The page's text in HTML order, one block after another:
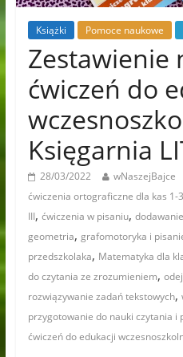
Książki Pomoce naukowe
Zestawienie
ćwiczeń do
Księgarnia
28/03/2022 wNaszejBajce
ćwiczenia ortograficzne dla kas 1-3
III, ćwiczenia w pisaniu, dodawanie
geometria, grafomotoryka i
przedszkolaka, Matematyka dla
do czytania ze zrozumieniem,
rozwiązywanie zadań tekstowych,
przygotowanie do nauki czytania i
ćwiczeń do edukacji